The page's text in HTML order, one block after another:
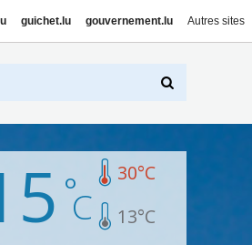
guichet.lu gouvernement.lu Autres sites
30°C
13°C